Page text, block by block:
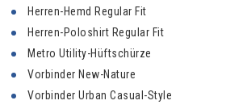
Herren-Hemd Regular Fit
Herren-Poloshirt Regular Fit
Metro Utility-Hüftschürze
Vorbinder New-Nature
Vorbinder Urban Casual-Style